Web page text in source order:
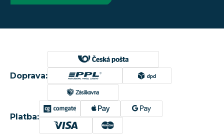
Doprava:
Platba: